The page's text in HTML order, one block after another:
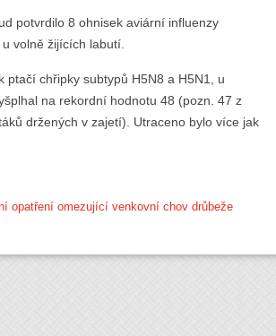
potvrdilo 8 ohnisek aviární influenzy
volně žijících labutí.
chřipky subtypů H5N8 a H5N1, u
na rekordní hodnotu 48 (pozn. 47 z
držených v zajetí). Utraceno bylo více jak
opatření omezující venkovní chov drůbeže